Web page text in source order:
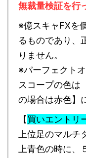
無裁量検証を行
※億スキャFXを
るものであり、
りません。
※パーフェクト
スコープの色は
の場合は赤色】
【買いエントリ
上位足のマル
上青色の時に